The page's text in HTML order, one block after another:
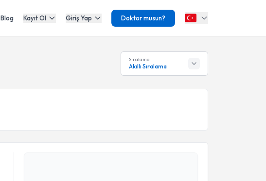
Blog Kayıt Ol Giriş Yap Doktor musun?
Sıralama
Akıllı Sıralama
Randevu Takvimi Talebi